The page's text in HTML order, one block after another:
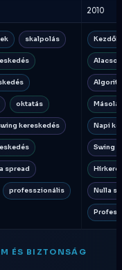
2010
skalpolás
oktatás
kereskedés
spread
professzionális
Kezdők
Napi
Swing
Nulla
ÉS BIZTONSÁG